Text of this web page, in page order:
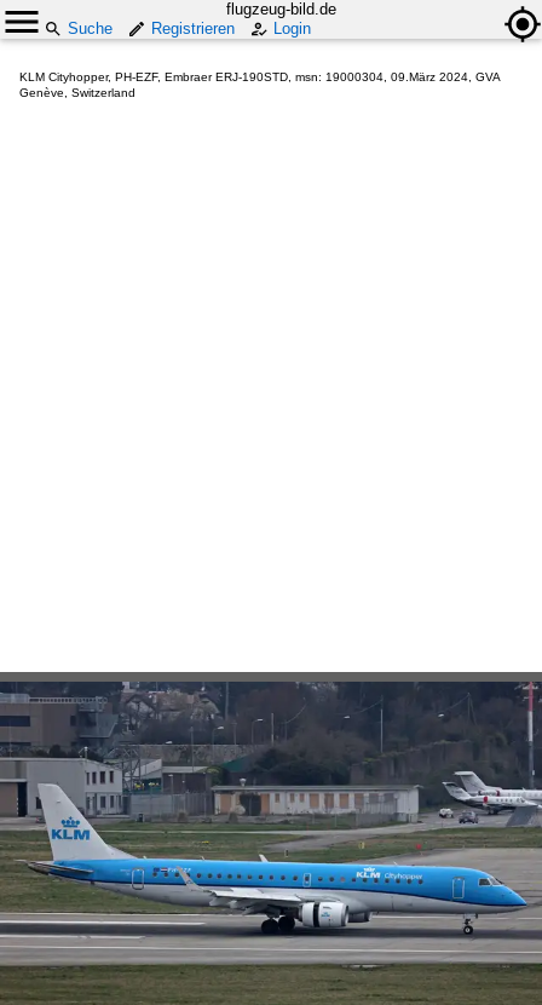
flugzeug-bild.de
Suche
Registrieren Login
KLM Cityhopper, PH-EZF, Embraer ERJ-190STD, msn: 19000304, 09.März 2024, GVA
Genève, Switzerland